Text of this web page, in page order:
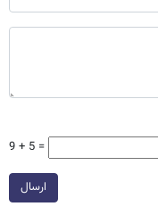
9 + 5 =
ارسال